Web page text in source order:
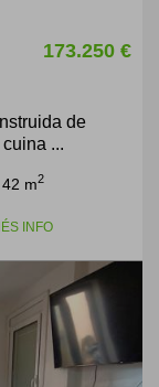
173.250 €
de
...
42 m2
INFO
Next